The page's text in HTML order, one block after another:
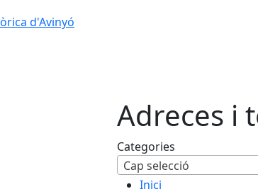
d'Avinyó
Adreces i
Categories
Cap selecció
Inici